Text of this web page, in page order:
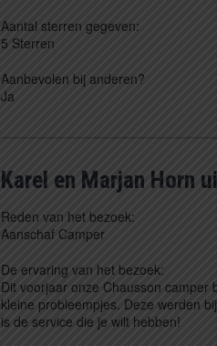
Aantal sterren gegeven:
5 Sterren
Aanbevolen bij anderen?
Ja
Karel en Marjan Horn
Reden van het bezoek:
Aanschaf Camper
De ervaring van het bezoek:
Dit voorjaar onze Chausson
kleine probleempjes. Deze werden
is de service die je wilt hebben!